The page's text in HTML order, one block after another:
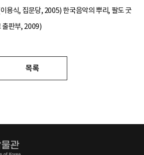
용식, 집문당, 2005) 한국음악의 뿌리, 팔도 굿
출판부, 2009)
목록